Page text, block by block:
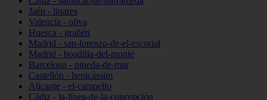
Jaén - linares
Valencia - oliva
Huesca - grañén
Madrid - san-lorenzo-de-el-escorial
Madrid - boadilla-del-monte
Barcelona - pineda-de-mar
Castellón - benicàssim
Alicante - el-campello
Cádiz - la-línea-de-la-concepción